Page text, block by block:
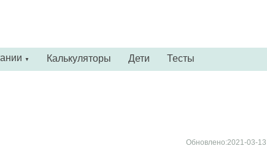
▼ Калькуляторы Дети Тесты
Обновлено:2021-03-13